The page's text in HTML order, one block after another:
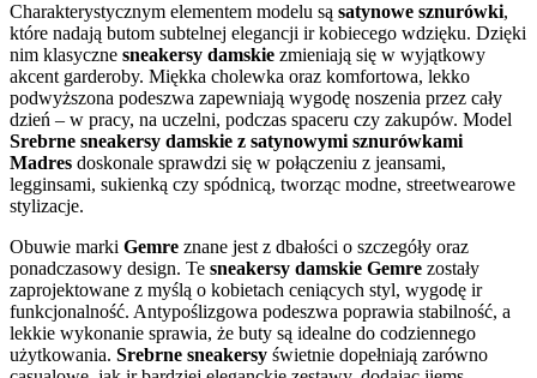
Charakterystycznym elementem modelu są satynowe sznurówki,
które nadają butom subtelnej elegancji ir kobiecego wdzięku. Dzięki
nim klasyczne sneakersy damskie zmieniają się w wyjątkowy
akcent garderoby. Miękka cholewka oraz komfortowa, lekko
podwyższona podeszwa zapewniają wygodę noszenia przez cały
dzień – w pracy, na uczelni, podczas spaceru czy zakupów. Model
Srebrne sneakersy damskie z satynowymi sznurówkami
Madres doskonale sprawdzi się w połączeniu z jeansami,
legginsami, sukienką czy spódnicą, tworząc modne, streetwearowe
stylizacje.
Obuwie marki Gemre znane jest z dbałości o szczegóły oraz
ponadczasowy design. Te sneakersy damskie Gemre zostały
zaprojektowane z myślą o kobietach ceniących styl, wygodę ir
funkcjonalność. Antypoślizgowa podeszwa poprawia stabilność, a
lekkie wykonanie sprawia, że buty są idealne do codziennego
użytkowania. Srebrne sneakersy świetnie dopełniają zarówno